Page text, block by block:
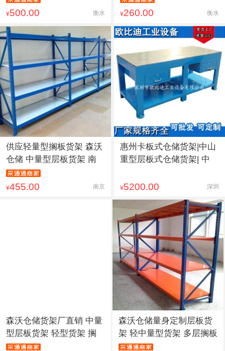
¥500.00 衡水 ¥260.00 衡水
供应轻量型搁板货架 森沃
仓储 中量型层板货架 南
¥455.00 南京
惠州卡板式仓储货架|中山
重型层板式仓储货架| 中
¥5200.00 深圳
森沃仓储货架厂直销 中量
型层板货架 轻型货架 搁
森沃仓储量身定制层板货
架 轻中量型货架 多层搁板